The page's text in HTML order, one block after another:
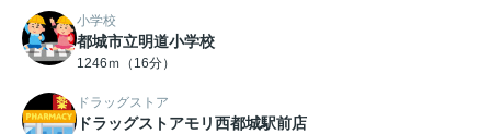
小学校
都城市立明道小学校
1246ｍ（16分）
ドラッグストア
ドラッグストアモリ西都城駅前店